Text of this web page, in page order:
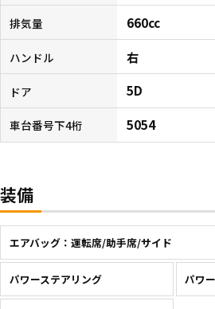
排気量 660cc
ハンドル 右
ドア 5D
車台番号下4桁 5054
装備
エアバッグ：運転席/助手席/サイド
パワーステアリング パワ